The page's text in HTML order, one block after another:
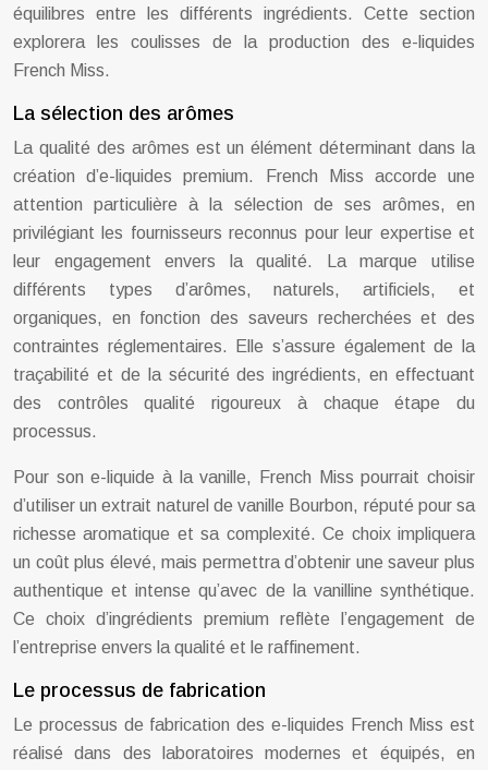
équilibres entre les différents ingrédients. Cette section
explorera les coulisses de la production des e-liquides
French Miss.
La sélection des arômes
La qualité des arômes est un élément déterminant dans la
création d’e-liquides premium. French Miss accorde une
attention particulière à la sélection de ses arômes, en
privilégiant les fournisseurs reconnus pour leur expertise et
leur engagement envers la qualité. La marque utilise
différents types d’arômes, naturels, artificiels, et
organiques, en fonction des saveurs recherchées et des
contraintes réglementaires. Elle s’assure également de la
traçabilité et de la sécurité des ingrédients, en effectuant
des contrôles qualité rigoureux à chaque étape du
processus.
Pour son e-liquide à la vanille, French Miss pourrait choisir
d’utiliser un extrait naturel de vanille Bourbon, réputé pour sa
richesse aromatique et sa complexité. Ce choix impliquera
un coût plus élevé, mais permettra d’obtenir une saveur plus
authentique et intense qu’avec de la vanilline synthétique.
Ce choix d’ingrédients premium reflète l’engagement de
l’entreprise envers la qualité et le raffinement.
Le processus de fabrication
Le processus de fabrication des e-liquides French Miss est
réalisé dans des laboratoires modernes et équipés, en